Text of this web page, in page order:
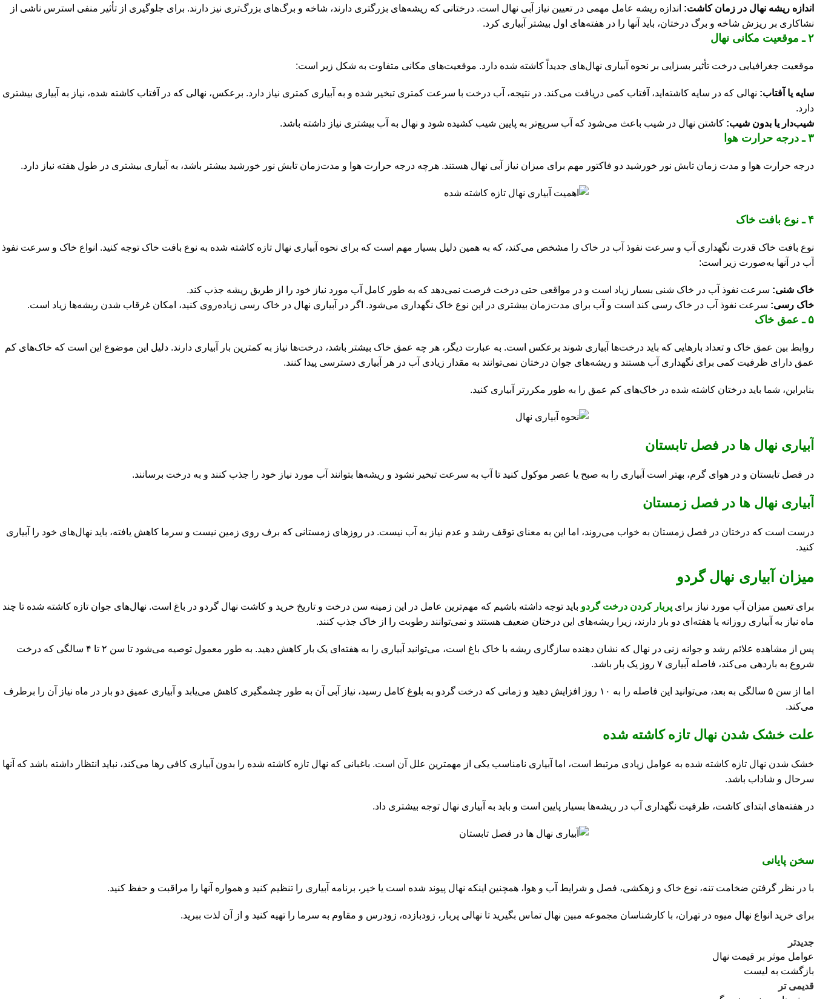
اندازه ریشه نهال در زمان کاشت: اندازه ریشه عامل مهمی در تعیین نیاز آبی نهال است. درختانی که ریشه‌های بزرگتری دارند، شاخه و برگ‌های بزرگ‌تری نیز دارند. برای جلوگیری از تأثیر منفی استرس ناشی از
نشاکاری بر ریزش شاخه و برگ درختان، باید آنها را در هفته‌های اول بیشتر آبیاری کرد.
۲ـ موقعیت مکانی نهال
موقعیت جغرافیایی درخت تأثیر بسزایی بر نحوه آبیاری نهال‌های جدیداً کاشته شده دارد. موقعیت‌های مکانی متفاوت به شکل زیر است:
سایه یا آفتاب: نهالی که در سایه کاشته‌اید، آفتاب کمی دریافت می‌کند. در نتیجه، آب درخت با سرعت کمتری تبخیر شده و به آبیاری کمتری نیاز دارد. برعکس، نهالی که در آفتاب کاشته شده، نیاز به آبیاری بیشتری
دارد.
شیب‌دار یا بدون شیب: کاشتن نهال در شیب باعث می‌شود که آب سریع‌تر به پایین شیب کشیده شود و نهال به آب بیشتری نیاز داشته باشد.
۳ـ درجه حرارت هوا
درجه حرارت هوا و مدت ‌زمان تابش نور خورشید دو فاکتور مهم برای میزان نیاز آبی نهال هستند. هرچه درجه حرارت هوا و مدت‌زمان تابش نور خورشید بیشتر باشد، به آبیاری بیشتری در طول هفته نیاز دارد.
۴ـ نوع بافت خاک
نوع بافت خاک قدرت نگهداری آب و سرعت نفوذ آب در خاک را مشخص می‌کند، که به همین دلیل بسیار مهم است که برای نحوه آبیاری نهال تازه کاشته شده به نوع بافت خاک توجه کنید. انواع خاک و سرعت نفوذ
آب در آنها به‌صورت زیر است:
خاک شنی: سرعت نفوذ آب در خاک شنی بسیار زیاد است و در مواقعی حتی درخت فرصت نمی‌دهد که به طور کامل آب مورد نیاز خود را از طریق ریشه جذب کند.
خاک رسی: سرعت نفوذ آب در خاک رسی کند است و آب برای مدت‌زمان بیشتری در این نوع خاک نگهداری می‌شود. اگر در آبیاری نهال در خاک رسی زیاده‌روی کنید، امکان غرقاب شدن ریشه‌ها زیاد است.
۵ ـ عمق خاک
روابط بین عمق خاک و تعداد بارهایی که باید درخت‌ها آبیاری شوند برعکس است. به عبارت دیگر، هر چه عمق خاک بیشتر باشد، درخت‌ها نیاز به کمترین بار آبیاری دارند. دلیل این موضوع این است که خاک‌های کم
عمق دارای ظرفیت کمی برای نگهداری آب هستند و ریشه‌های جوان درختان نمی‌توانند به مقدار زیادی آب در هر آبیاری دسترسی پیدا کنند.
بنابراین، شما باید درختان کاشته شده در خاک‌های کم عمق را به طور مکررتر آبیاری کنید.
آبیاری نهال ها در فصل تابستان
در فصل تابستان و در هوای گرم، بهتر است آبیاری را به صبح یا عصر موکول کنید تا آب به سرعت تبخیر نشود و ریشه‌ها بتوانند آب مورد نیاز خود را جذب کنند و به درخت برسانند.
آبیاری نهال ها در فصل زمستان
درست است که درختان در فصل زمستان به خواب می‌روند، اما این به معنای توقف رشد و عدم نیاز به آب نیست. در روزهای زمستانی که برف روی زمین نیست و سرما کاهش یافته، باید نهال‌های خود را آبیاری
کنید.
میزان آبیاری نهال گردو
برای تعیین میزان آب مورد نیاز برای پربار کردن درخت گردو باید توجه داشته باشیم که مهم‌ترین عامل در این زمینه سن درخت و تاریخ خرید و کاشت نهال گردو در باغ است. نهال‌های جوان تازه کاشته شده تا چند
ماه نیاز به آبیاری روزانه یا هفته‌ای دو بار دارند، زیرا ریشه‌های این درختان ضعیف هستند و نمی‌توانند رطوبت را از خاک جذب کنند.
پس از مشاهده علائم رشد و جوانه زنی در نهال که نشان‌ دهنده سازگاری ریشه با خاک باغ است، می‌توانید آبیاری را به هفته‌ای یک بار کاهش دهید. به طور معمول توصیه می‌شود تا سن ۲ تا ۴ سالگی که درخت
شروع به باردهی می‌کند، فاصله آبیاری ۷ روز یک بار باشد.
اما از سن ۵ سالگی به بعد، می‌توانید این فاصله را به ۱۰ روز افزایش دهید و زمانی که درخت گردو به بلوغ کامل رسید، نیاز آبی آن به طور چشمگیری کاهش می‌یابد و آبیاری عمیق دو بار در ماه نیاز آن را برطرف
می‌کند.
علت خشک شدن نهال تازه کاشته شده
خشک شدن نهال تازه کاشته شده به عوامل زیادی مرتبط است، اما آبیاری نامناسب یکی از مهمترین علل آن است. باغبانی که نهال تازه کاشته شده را بدون آبیاری کافی رها می‌کند، نباید انتظار داشته باشد که آنها
سرحال و شاداب باشد.
در هفته‌های ابتدای کاشت، ظرفیت نگهداری آب در ریشه‌ها بسیار پایین است و باید به آبیاری نهال توجه بیشتری داد.
سخن پایانی
با در نظر گرفتن ضخامت تنه، نوع خاک و زهکشی، فصل و شرایط آب و هوا، همچنین اینکه نهال پیوند شده است یا خیر، برنامه آبیاری را تنظیم کنید و همواره آنها را مراقبت و حفظ کنید.
برای خرید انواع نهال میوه در تهران، با کارشناسان مجموعه مبین نهال تماس بگیرید تا نهالی پربار، زودبازده، زودرس و مقاوم به سرما را تهیه کنید و از آن لذت ببرید.
جدیدتر
عوامل موثر بر قیمت نهال
بازگشت به لیست
قدیمی تر